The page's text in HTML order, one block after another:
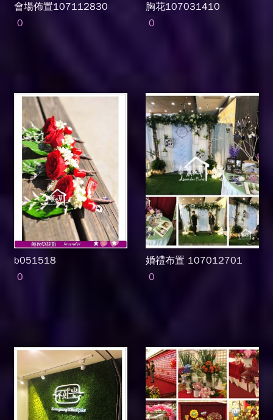
會場佈置107112830
0
胸花107031410
0
b051518
0
婚禮布置 107012701
0